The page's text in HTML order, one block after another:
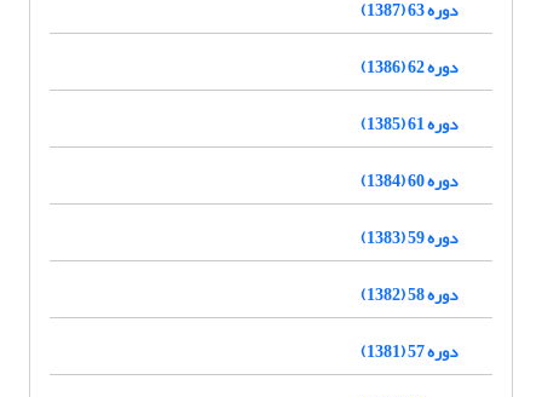
دوره 63 (1387)
دوره 62 (1386)
دوره 61 (1385)
دوره 60 (1384)
دوره 59 (1383)
دوره 58 (1382)
دوره 57 (1381)